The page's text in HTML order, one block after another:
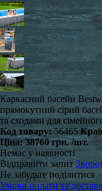
Каркасний басейн
прямокутний сірий
та сходами для
Код товару:56465
Ціна:38760 грн./шт.
Немає у наявності
Відправити запит
Не забудьте поділитися
Умови оплати та